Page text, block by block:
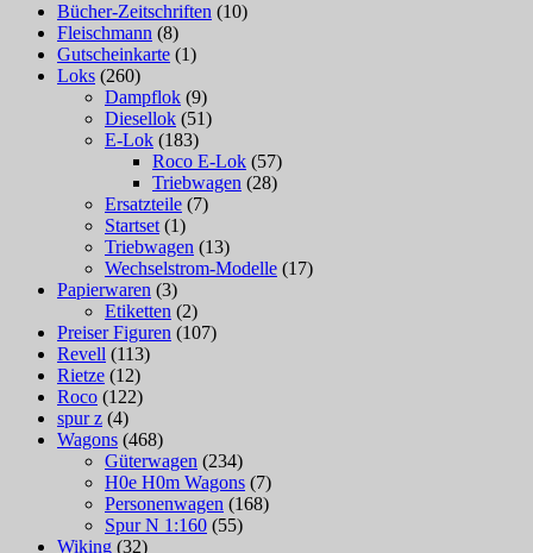
Bücher-Zeitschriften (10)
Fleischmann (8)
Gutscheinkarte (1)
Loks (260)
Dampflok (9)
Diesellok (51)
E-Lok (183)
Roco E-Lok (57)
Triebwagen (28)
Ersatzteile (7)
Startset (1)
Triebwagen (13)
Wechselstrom-Modelle (17)
Papierwaren (3)
Etiketten (2)
Preiser Figuren (107)
Revell (113)
Rietze (12)
Roco (122)
spur z (4)
Wagons (468)
Güterwagen (234)
H0e H0m Wagons (7)
Personenwagen (168)
Spur N 1:160 (55)
Wiking (32)